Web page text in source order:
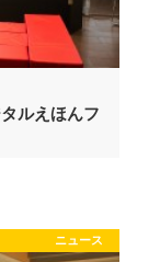
ルえほんフ
ニュース